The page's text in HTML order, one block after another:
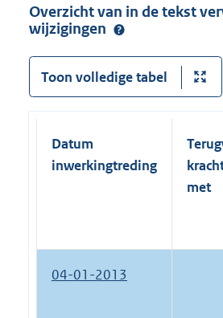
Overzicht van in de tekst
wijzigingen
Toon volledige tabel
Datum
inwerkingtreding
met
04-01-2013